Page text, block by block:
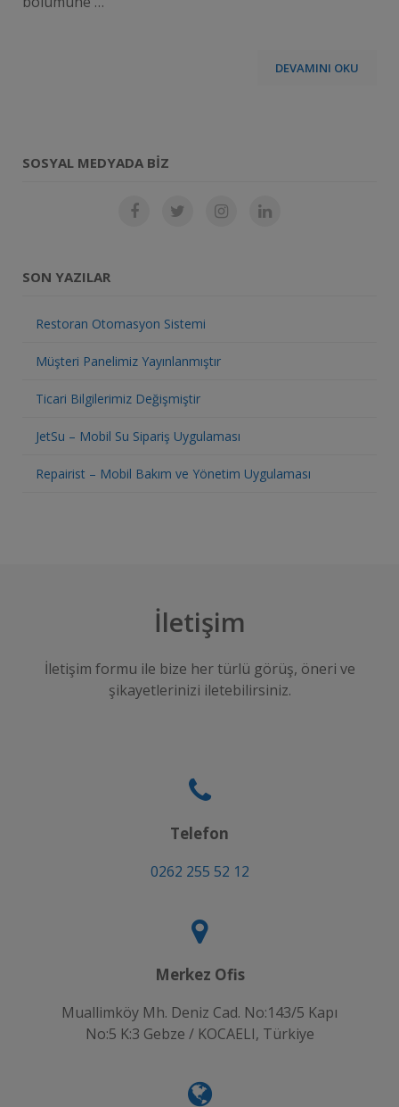
DEVAMINI OKU
SOSYAL MEDYADA BIZ
SON YAZILAR
Restoran Otomasyon Sistemi
Müşteri Panelimiz Yayınlanmıştır
Ticari Bilgilerimiz Değişmiştir
JetSu – Mobil Su Sipariş Uygulaması
Repairist – Mobil Bakım ve Yönetim Uygulaması
İletişim
İletişim formu ile bize her türlü görüş, öneri ve
şikayetlerinizi iletebilirsiniz.
Telefon
0262 255 52 12
Merkez Ofis
Muallimköy Mh. Deniz Cad. No:143/5 Kapı
No:5 K:3 Gebze / KOCAELI, Türkiye